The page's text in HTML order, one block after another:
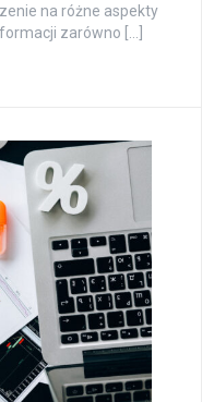
na różne aspekty
zarówno […]